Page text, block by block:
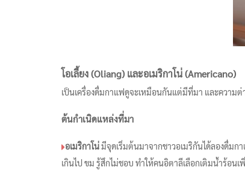
โอเลี้ยง (Oliang) และอเมริกาโน่ (Americano)
เป็นเครื่องดื่มกาแฟดูจะเหมือนกันแต่มีที่มา และความต่
ต้นกำเนิดแหล่งที่มา
อเมริกาโน่มีจุดเริ่มต้นมาจากชาวอเมริกันได้ลองดื่มก
เกินไป ขม รู้สึกไม่ชอบ ทำให้คนอิตาลีเลือกเติมน้ำร้อ